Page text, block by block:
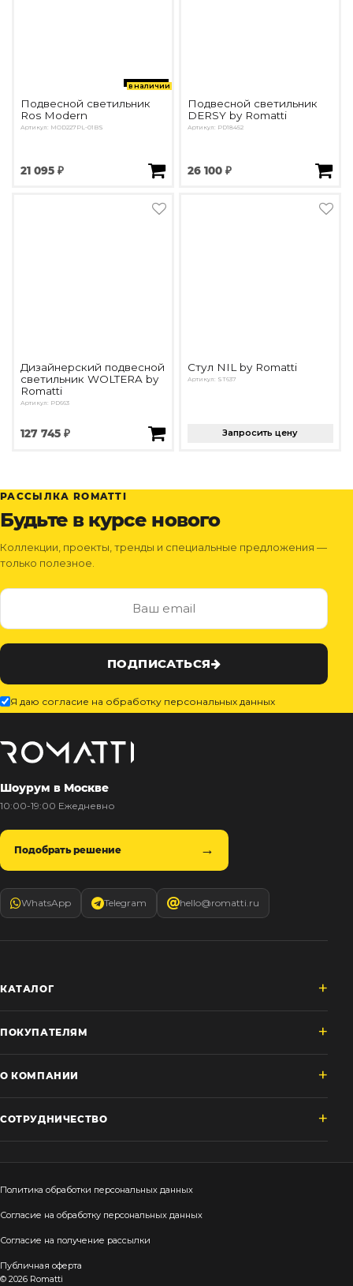
в наличии
Подвесной светильник
Ros Modern
Артикул: MOD227PL-01BS
21 095 ₽
Подвесной светильник
DERSY by Romatti
Артикул: PD18452
26 100 ₽
Дизайнерский подвесной
светильник WOLTERA by
Romatti
Артикул: PD663
127 745 ₽
Стул NIL by Romatti
Артикул: ST637
Запросить цену
РАССЫЛКА ROMATTI
Будьте в курсе нового
Коллекции, проекты, тренды и специальные предложения —
только полезное.
ПОДПИСАТЬСЯ
Я даю согласие на обработку персональных данных
Шоурум в Москве
10:00-19:00 Ежедневно
Подобрать решение
WhatsApp Telegram hello@romatti.ru
КАТАЛОГ
ПОКУПАТЕЛЯМ
О КОМПАНИИ
СОТРУДНИЧЕСТВО
Политика обработки персональных данных
Согласие на обработку персональных данных
Согласие на получение рассылки
Публичная оферта
© 2026 Romatti